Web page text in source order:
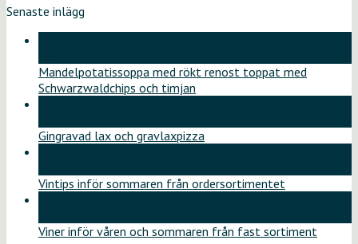
Senaste inlägg
Mandelpotatissoppa med rökt renost toppat med
Schwarzwaldchips och timjan
Gingravad lax och gravlaxpizza
Vintips inför sommaren från ordersortimentet
Viner inför våren och sommaren från fast sortiment